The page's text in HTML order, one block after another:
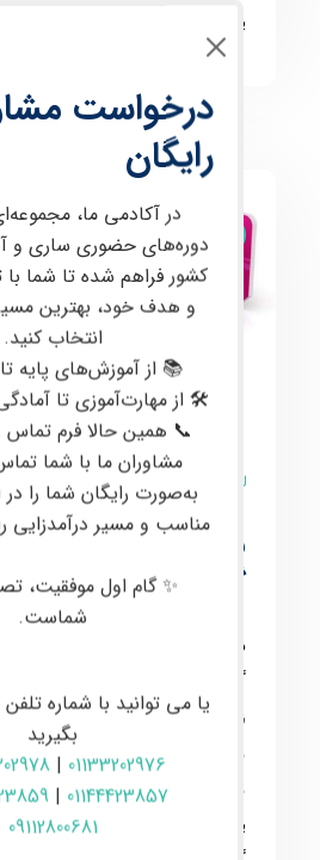
برای آنها پیدا کنند.
مقالات
مشکلات سیم
گوشی‌های
در دنیای امروزی پرفراز و نشیب
گوشی‌های هوشمند به عنوان یک
زندگی ما تبدیل شده‌اند. با این
مشکلات سیم کارت مواجه
می‌تواند بسیار ناخوشایند باشد.
بررسی مشکلات شایع مرتبط با
درخواست
رایگان
در آکادمی ما،
دوره‌های حضوری ساری و
کشور فراهم شده تا شما با
و هدف خود، بهترین
انتخاب کنید.
📚 از آموزش‌های
🛠 از مهارت‌آموزی تا آمادگی
📞 همین حالا فرم تماس
مشاوران ما با شما
به‌صورت رایگان شما را
مناسب و مسیر درآمدزایی
✨ گام اول موفقیت،
شماست.
یا می توانید با شماره
بگیرید
01133202976
|
01144423857
|
09112800681